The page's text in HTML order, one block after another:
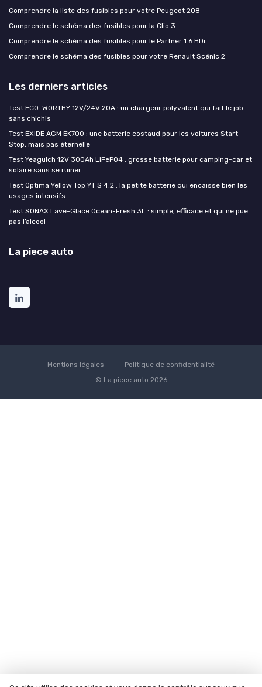
Comprendre la liste des fusibles pour votre Peugeot 208
Comprendre le schéma des fusibles pour la Clio 3
Comprendre le schéma des fusibles pour le Partner 1.6 HDi
Comprendre le schéma des fusibles pour votre Renault Scénic 2
Les derniers articles
Test ECO-WORTHY 12V/24V 20A : un chargeur polyvalent qui fait le job
sans chichis
Test EXIDE AGM EK700 : une batterie costaud pour les voitures Start-
Stop, mais pas éternelle
Test Yeagulch 12V 300Ah LiFePO4 : grosse batterie pour camping-car et
solaire sans se ruiner
Test Optima Yellow Top YT S 4.2 : la petite batterie qui encaisse bien les
usages intensifs
Test SONAX Lave-Glace Ocean-Fresh 3L : simple, efficace et qui ne pue
pas l’alcool
La piece auto
Mentions légales
Politique de confidentialité
© La piece auto 2026